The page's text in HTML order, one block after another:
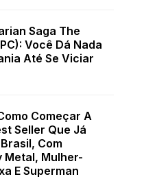
Saga The
Você Dá Nada
Até Se Viciar
Começar A
Seller Que Já
Com
Metal, Mulher-
E Superman